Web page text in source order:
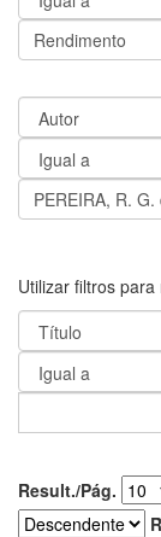
Utilizar filtros
Result./Pág.